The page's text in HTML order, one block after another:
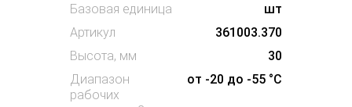
Базовая единица
шт
Артикул
361003.370
Высота, мм
30
Диапазон
рабочих
от -20 до -55 °C